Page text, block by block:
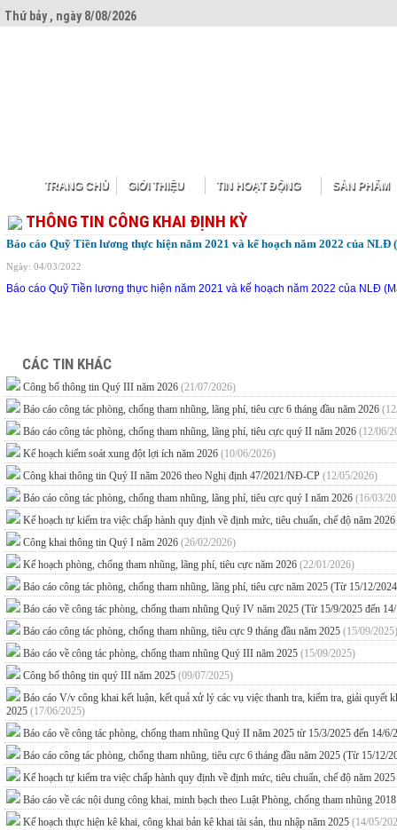
Thứ bảy , ngày 8/08/2026
TRANG CHỦ GIỚI THIỆU TIN HOẠT ĐỘNG SẢN PHẨM
THÔNG TIN CÔNG KHAI ĐỊNH KỲ
Báo cáo Quỹ Tiền lương thực hiện năm 2021 và kế hoạch năm 2022 của NLĐ
Ngày: 04/03/2022
Báo cáo Quỹ Tiền lương thực hiện năm 2021 và kế hoạch năm 2022 của NLĐ
CÁC TIN KHÁC
Công bố thông tin Quý III năm 2026 (21/07/2026)
Báo cáo công tác phòng, chống tham nhũng, lãng phí, tiêu cực 6 tháng đầu năm 2026
Báo cáo công tác phòng, chống tham nhũng, lãng phí, tiêu cực quý II năm 2026 (12/06/
Kế hoạch kiểm soát xung đột lợi ích năm 2026 (10/06/2026)
Công khai thông tin Quý II năm 2026 theo Nghị định 47/2021/NĐ-CP (12/05/2026)
Báo cáo công tác phòng, chống tham nhũng, lãng phí, tiêu cực quý I năm 2026 (16/03/
Kế hoạch tự kiểm tra việc chấp hành quy định về định mức, tiêu chuẩn, chế độ năm 2026
Công khai thông tin Quý I năm 2026 (26/02/2026)
Kế hoạch phòng, chống tham nhũng, lãng phí, tiêu cực năm 2026 (22/01/2026)
Báo cáo công tác phòng, chống tham nhũng, lãng phí, tiêu cực năm 2025 (Từ 15/12/
Báo cáo về công tác phòng, chống tham nhũng Quý IV năm 2025 (Từ 15/9/2025 đến
Báo cáo công tác phòng, chống tham nhũng, tiêu cực 9 tháng đầu năm 2025 (15/09/2025)
Báo cáo về công tác phòng, chống tham nhũng Quý III năm 2025 (15/09/2025)
Công bố thông tin quý III năm 2025 (09/07/2025)
Báo cáo V/v công khai kết luận, kết quả xử lý các vụ việc thanh tra, kiểm tra, giải
2025 (17/06/2025)
Báo cáo về công tác phòng, chống tham nhũng Quý II năm 2025 từ 15/3/2025 đến 14/
Báo cáo công tác phòng, chống tham nhũng, tiêu cực 6 tháng đầu năm 2025 (Từ 15/12/
Kế hoạch tự kiểm tra việc chấp hành quy định về định mức, tiêu chuẩn, chế độ năm 2025
Báo cáo về các nội dung công khai, minh bạch theo Luật Phòng, chống tham nhũng
Kế hoạch thực hiện kê khai, công khai bản kê khai tài sản, thu nhập năm 2025 (14/05/